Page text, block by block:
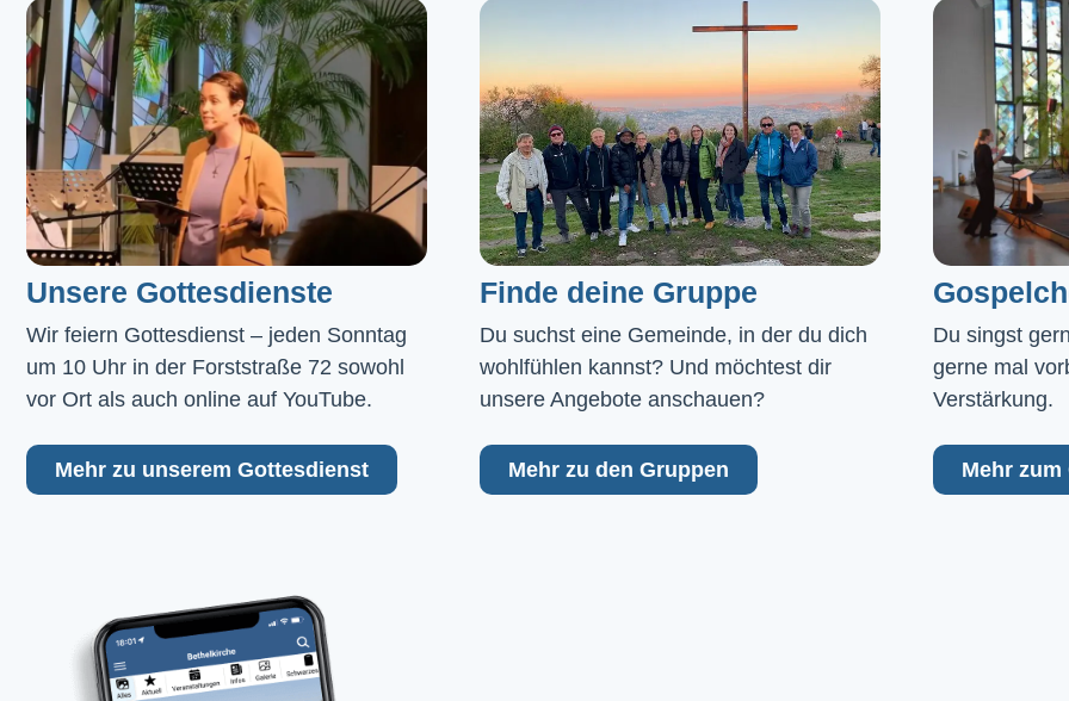
Unsere Gottesdienste
Wir feiern Gottesdienst – jeden Sonntag
um 10 Uhr in der Forststraße 72 sowohl
vor Ort als auch online auf YouTube.
Mehr zu unserem Gottesdienst
Finde deine Gruppe
Du suchst eine Gemeinde, in der du dich
wohlfühlen kannst? Und möchtest dir
unsere Angebote anschauen?
Mehr zu den Gruppen
Du singst
gerne mal
Verstärkung.
Mehr